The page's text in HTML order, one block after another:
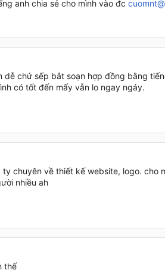
anh chia sẻ cho mình vào đc
dễ chứ sếp bắt soạn hợp đồng bằng
có tốt đến mấy vẫn lo ngay ngáy.
chuyên về thiết kế website, logo. cho
nhiều ah
thế